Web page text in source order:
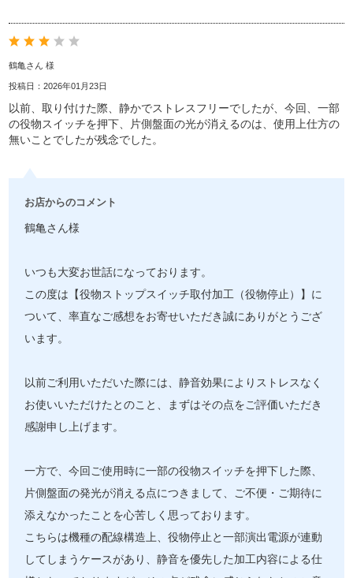
鶴亀さん 様
投稿日：2026年01月23日
以前、取り付けた際、静かでストレスフリーでしたが、今回、一部
の役物スイッチを押下、片側盤面の光が消えるのは、使用上仕方の
無いことでしたが残念でした。
お店からのコメント
鶴亀さん様
いつも大変お世話になっております。
この度は【役物ストップスイッチ取付加工（役物停止）】に
ついて、率直なご感想をお寄せいただき誠にありがとうござ
います。
以前ご利用いただいた際には、静音効果によりストレスなく
お使いいただけたとのこと、まずはその点をご評価いただき
感謝申し上げます。
一方で、今回ご使用時に一部の役物スイッチを押下した際、
片側盤面の発光が消える点につきまして、ご不便・ご期待に
添えなかったことを心苦しく思っております。
こちらは機種の配線構造上、役物停止と一部演出電源が連動
してしまうケースがあり、静音を優先した加工内容による仕